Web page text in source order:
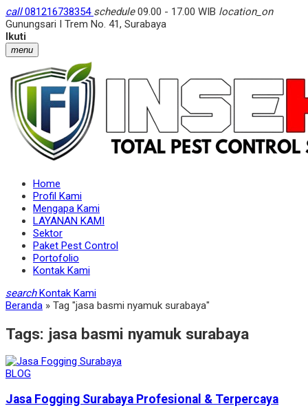
call081216738354 schedule09.00 - 17.00 WIB location_on
Gunungsari I Trem No. 41, Surabaya
Ikuti
menu
Home
Profil Kami
Mengapa Kami
LAYANAN KAMI
Sektor
Paket Pest Control
Portofolio
Kontak Kami
search Kontak Kami
Beranda » Tag "jasa basmi nyamuk surabaya"
Tags: jasa basmi nyamuk surabaya
BLOG
Jasa Fogging Surabaya Profesional & Terpercaya